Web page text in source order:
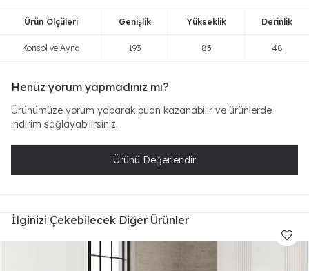
Ürün Ölçüleri Genişlik Yükseklik Derinlik
Konsol ve Ayna 193 83 48
Henüz yorum yapmadınız mı?
Ürünümüze yorum yaparak puan kazanabilir ve ürünlerde
indirim sağlayabilirsiniz.
Ürünü Değerlendir
İlginizi Çekebilecek Diğer Ürünler